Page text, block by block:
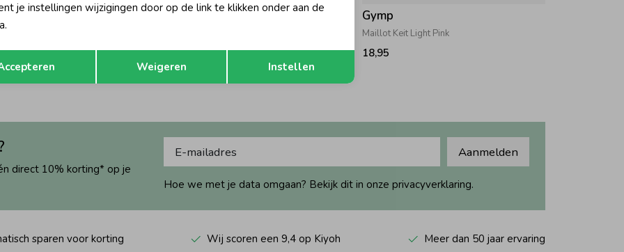
Off White
Gymp
18,95
Gymp
Maillot Keit Light Pink
18,95
direct 10% korting* op je
Aanmelden
Hoe we met je data omgaan? Bekijk dit in onze privacyverklaring.
sparen voor korting Wij scoren een 9,4 op Kiyoh Meer dan 50 jaar ervaring
Terug Opslaan
je instellingen wijzigingen door op de link te klikken onder aan de
Weigeren Instellen